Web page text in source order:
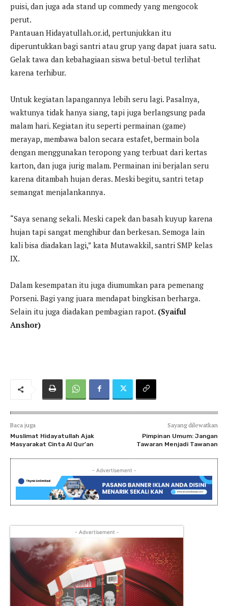
puisi, dan juga ada stand up commedy yang mengocok
perut.
Pantauan Hidayatullah.or.id, pertunjukkan itu
diperuntukkan bagi santri atau grup yang dapat juara satu.
Gelak tawa dan kebahagiaan siswa betul-betul terlihat
karena terhibur.
Untuk kegiatan lapangannya lebih seru lagi. Pasalnya,
waktunya tidak hanya siang, tapi juga berlangsung pada
malam hari. Kegiatan itu seperti permainan (game)
merayap, membawa balon secara estafet, bermain bola
dengan menggunakan teropong yang terbuat dari kertas
karton, dan juga jurig malam. Permainan ini berjalan seru
karena ditambah hujan deras. Meski begitu, santri tetap
semangat menjalankannya.
“Saya senang sekali. Meski capek dan basah kuyup karena
hujan tapi sangat menghibur dan berkesan. Semoga lain
kali bisa diadakan lagi,” kata Mutawakkil, santri SMP kelas
IX.
Dalam kesempatan itu juga diumumkan para pemenang
Porseni. Bagi yang juara mendapat bingkisan berharga.
Selain itu juga diadakan pembagian rapot. (Syaiful
Anshor)
Baca juga
Muslimat Hidayatullah Ajak
Masyarakat Cinta Al Qur’an
Sayang dilewatkan
Pimpinan Umum: Jangan
Tawaran Menjadi Tawanan
- Advertisement -
- Advertisement -